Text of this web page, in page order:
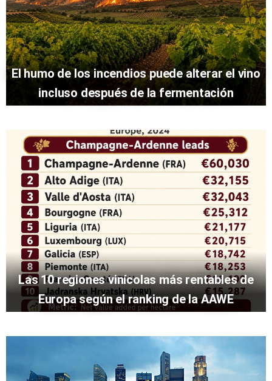
El humo de los incendios puede alterar el vino
incluso después de la fermentación
Las 10 regiones vinícolas más rentables de
Europa según el ranking de la AAWE